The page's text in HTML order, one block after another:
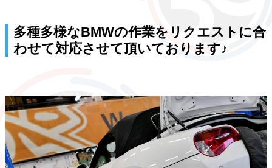
多種多様なBMWの作業をリクエストに合
わせて対応させて頂いております♪